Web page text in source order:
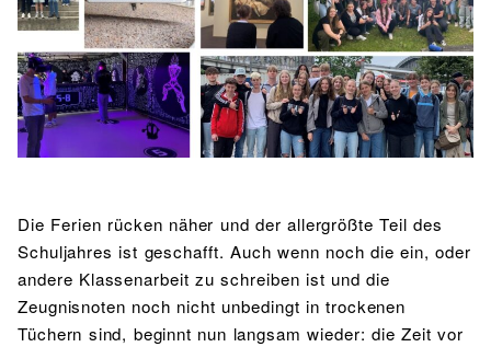
BIBLIOTHEK
Bibliothek Bibliothekskatalog
Schulbuchausleihe
Lehrmittelfreiheit
Buchempfehlungen
Food Scouts
FAQs
SPORT
Sport als Leistungsfach Exkursionen
Wettkämpfe
Fachschaft
JtfO
Die Ferien rücken näher und der allergrößte Teil des
Schuljahres ist geschafft. Auch wenn noch die ein, oder
andere Klassenarbeit zu schreiben ist und die
Zeugnisnoten noch nicht unbedingt in trockenen
Tüchern sind, beginnt nun langsam wieder: die Zeit vor